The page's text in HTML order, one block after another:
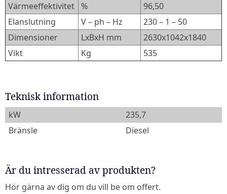
Värmeeffektivitet %
96,50
Elanslutning
V – ph – Hz
230 – 1 – 50
Dimensioner
LxBxH mm
2630x1042x1840
Vikt
Kg 535
Teknisk information
kW
235,7
Bränsle
Diesel
Är du intresserad av produkten?
Hör gärna av dig om du vill be om offert.